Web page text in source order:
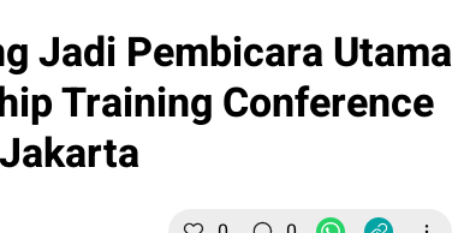
Jadi Pembicara Utama
Training Conference